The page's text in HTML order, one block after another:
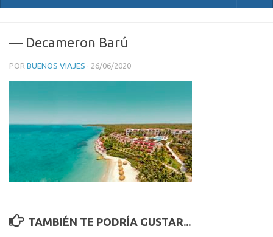
— Decameron Barú
POR BUENOS VIAJES · 26/06/2020
TAMBIÉN TE PODRÍA GUSTAR...